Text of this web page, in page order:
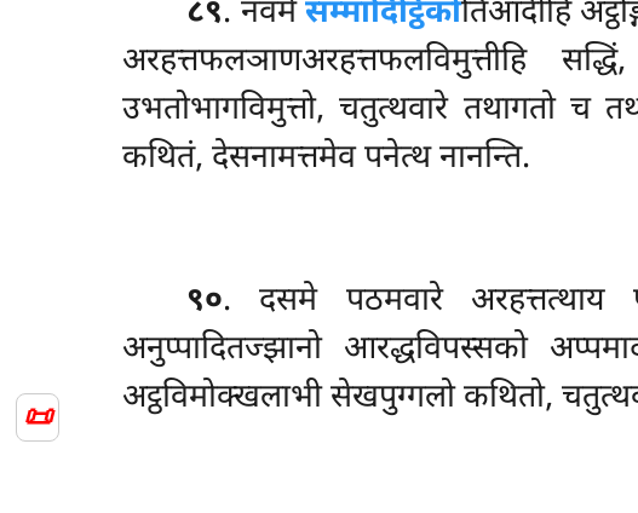
📜
८९. नवमेसम्मादिट्ठिकोतिआदीहि
अरहत्तफलञाणअरहत्तफलविमुत्तीहि
उभतोभागविमुत्तो, चतुत्थवारे तथागतो च
कथितं, देसनामत्तमेव पनेत्थ नानन्ति.
९०. दसमे पठमवारे अरहत्तत्थाय
अनुप्पादितज्झानो आरद्धविपस्सको
अट्ठविमोक्खलाभी सेखपुग्गलो कथितो,